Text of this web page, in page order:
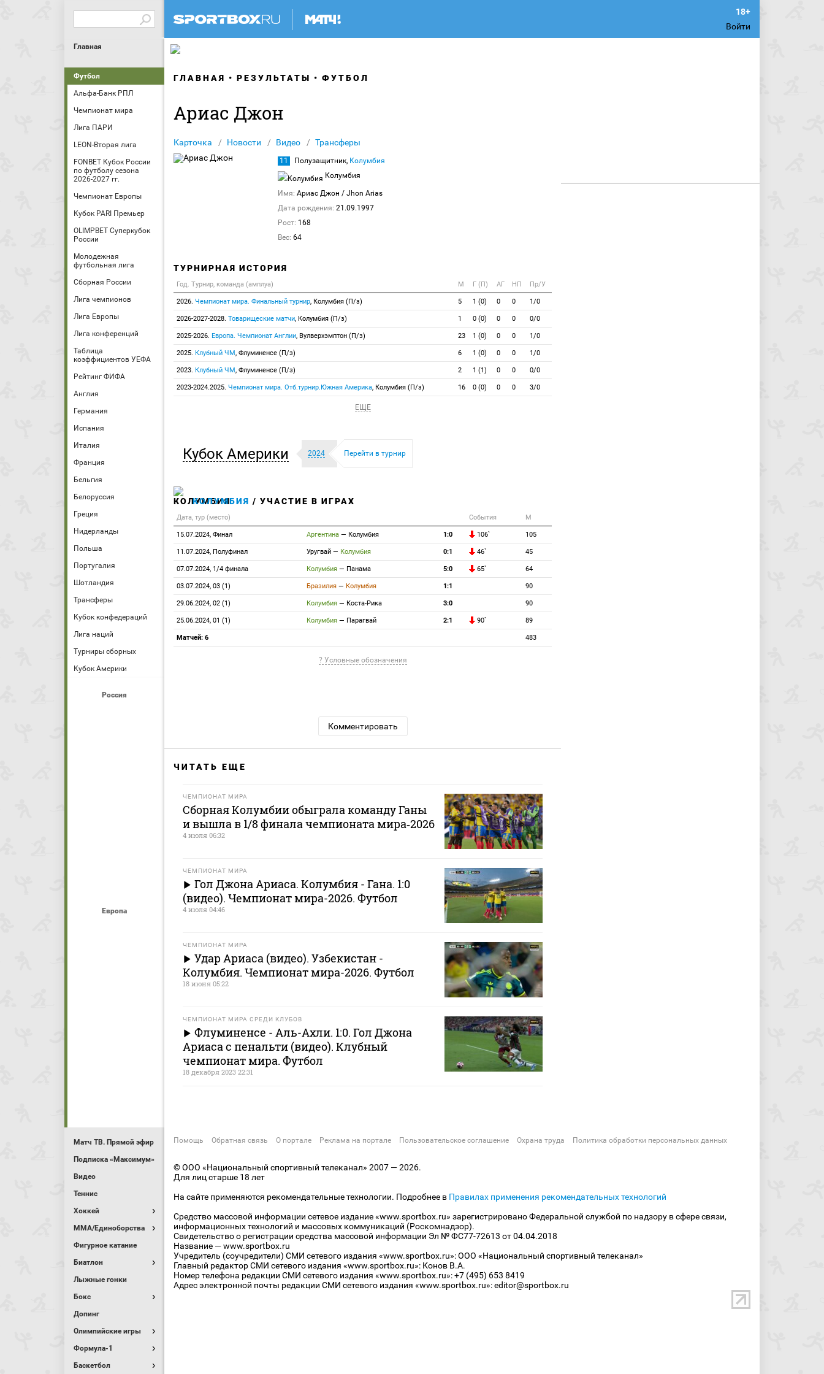
Войти
Главная
Футбол
Альфа-Банк РПЛ
Чемпионат мира
Лига ПАРИ
LEON-Вторая лига
FONBET Кубок России
по футболу сезона
2026-2027 гг.
Чемпионат Европы
Кубок PARI Премьер
OLIMPBET Суперкубок
России
Молодежная
футбольная лига
Сборная России
Лига чемпионов
Лига Европы
Лига конференций
Таблица
коэффициентов УЕФА
Рейтинг ФИФА
Англия
Германия
Испания
Италия
Франция
Бельгия
Белоруссия
Греция
Нидерланды
Польша
Португалия
Шотландия
Трансферы
Кубок конфедераций
Лига наций
Турниры сборных
Кубок Америки
Россия
Европа
Матч ТВ. Прямой эфир
Подписка «Максимум»
Видео
Теннис
Хоккей
MMA/Единоборства
Фигурное катание
Биатлон
Лыжные гонки
Бокс
Допинг
Олимпийские игры
Формула-1
Баскетбол
ГЛАВНАЯ РЕЗУЛЬТАТЫ ФУТБОЛ
Ариас Джон
Карточка Новости Видео Трансферы
11 Полузащитник, Колумбия
Колумбия
Имя: Ариас Джон / Jhon Arias
Дата рождения: 21.09.1997
Рост: 168
Вес: 64
ТУРНИРНАЯ ИСТОРИЯ
Год. Турнир, команда (амплуа) М Г (П) АГ НП Пр/У
2026. Чемпионат мира. Финальный турнир, Колумбия (П/з) 5 1 (0) 0 0 1/0
2026-2027-2028. Товарищеские матчи, Колумбия (П/з) 1 0 (0) 0 0 0/0
2025-2026. Европа. Чемпионат Англии, Вулверхэмптон (П/з) 23 1 (0) 0 0 1/0
2025. Клубный ЧМ, Флуминенсе (П/з) 6 1 (0) 0 0 1/0
2023. Клубный ЧМ, Флуминенсе (П/з) 2 1 (1) 0 0 0/0
2023-2024.2025. Чемпионат мира. Отб.турнир.Южная Америка, Колумбия (П/з) 16 0 (0) 0 0 3/0
ЕЩЕ
Кубок Америки 2024 Перейти в турнир
КОЛУМБИЯ / УЧАСТИЕ В ИГРАХ
Дата, тур (место) События М
15.07.2024, Финал Аргентина — Колумбия 1:0 106` 105
11.07.2024, Полуфинал Уругвай — Колумбия 0:1 46` 45
07.07.2024, 1/4 финала Колумбия — Панама 5:0 65` 64
03.07.2024, 03 (1) Бразилия — Колумбия 1:1 90
29.06.2024, 02 (1) Колумбия — Коста-Рика 3:0 90
25.06.2024, 01 (1) Колумбия — Парагвай 2:1 90` 89
Матчей: 6 483
? Условные обозначения
Комментировать
ЧИТАТЬ ЕЩЕ
ЧЕМПИОНАТ МИРА
Сборная Колумбии обыграла команду Ганы
и вышла в 1/8 финала чемпионата мира‑2026
4 июля 06:32
ЧЕМПИОНАТ МИРА
Гол Джона Ариаса. Колумбия - Гана. 1:0
(видео). Чемпионат мира-2026. Футбол
4 июля 04:46
ЧЕМПИОНАТ МИРА
Удар Ариаса (видео). Узбекистан -
Колумбия. Чемпионат мира-2026. Футбол
18 июня 05:22
ЧЕМПИОНАТ МИРА СРЕДИ КЛУБОВ
Флуминенсе - Аль-Ахли. 1:0. Гол Джона
Ариаса с пенальти (видео). Клубный
чемпионат мира. Футбол
18 декабря 2023 22:31
Помощь Обратная связь О портале Реклама на портале Пользовательское соглашение Охрана труда Политика обработки персональных данных
© ООО «Национальный спортивный телеканал» 2007 — 2026.
Для лиц старше 18 лет
На сайте применяются рекомендательные технологии. Подробнее в Правилах применения рекомендательных технологий
Средство массовой информации сетевое издание «www.sportbox.ru» зарегистрировано Федеральной службой по надзору в сфере связи,
информационных технологий и массовых коммуникаций (Роскомнадзор).
Свидетельство о регистрации средства массовой информации Эл № ФС77-72613 от 04.04.2018
Название — www.sportbox.ru
Учредитель (соучредители) СМИ сетевого издания «www.sportbox.ru»: ООО «Национальный спортивный телеканал»
Главный редактор СМИ сетевого издания «www.sportbox.ru»: Конов В.А.
Номер телефона редакции СМИ сетевого издания «www.sportbox.ru»: +7 (495) 653 8419
Адрес электронной почты редакции СМИ сетевого издания «www.sportbox.ru»: editor@sportbox.ru